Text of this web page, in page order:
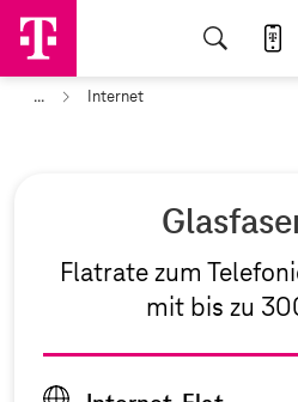
... Internet
Flatrate zum
mit bis zu